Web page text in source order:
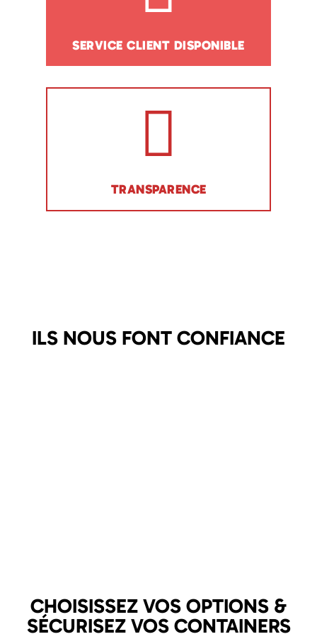
SERVICE CLIENT DISPONIBLE
TRANSPARENCE
ILS NOUS FONT CONFIANCE
CHOISISSEZ VOS OPTIONS &
SÉCURISEZ VOS CONTAINERS